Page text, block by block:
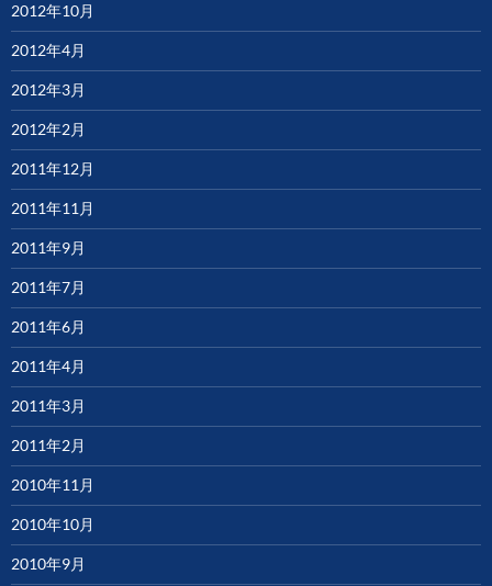
2012年10月
2012年4月
2012年3月
2012年2月
2011年12月
2011年11月
2011年9月
2011年7月
2011年6月
2011年4月
2011年3月
2011年2月
2010年11月
2010年10月
2010年9月